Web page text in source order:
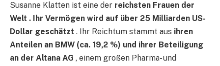
Susanne Klatten ist eine der reichsten Frauen der
Welt . Ihr Vermögen wird auf über 25 Milliarden US-
Dollar geschätzt . Ihr Reichtum stammt aus ihren
Anteilen an BMW (ca. 19,2 %) und ihrer Beteiligung
an der Altana AG , einem großen Pharma- und